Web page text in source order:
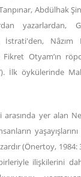
Abdülhak
yazarlardan,
İstrati'den, Nâzım
Fikret Otyam’ın
İlk öykülerinde
arasında yer alan
(Önertoy, 1984:
ilişkilerini